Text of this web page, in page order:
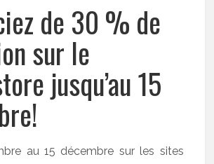
de 30 % de
sur le
jusqu’au 15
au 15 décembre sur les sites